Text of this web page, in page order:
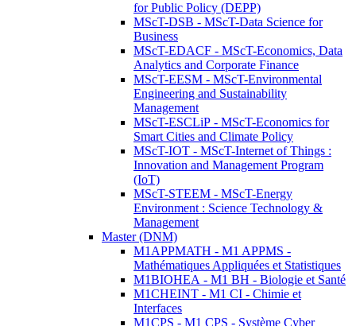
for Public Policy (DEPP)
MScT-DSB - MScT-Data Science for
Business
MScT-EDACF - MScT-Economics, Data
Analytics and Corporate Finance
MScT-EESM - MScT-Environmental
Engineering and Sustainability
Management
MScT-ESCLiP - MScT-Economics for
Smart Cities and Climate Policy
MScT-IOT - MScT-Internet of Things :
Innovation and Management Program
(IoT)
MScT-STEEM - MScT-Energy
Environment : Science Technology &
Management
Master (DNM)
M1APPMATH - M1 APPMS -
Mathématiques Appliquées et Statistiques
M1BIOHEA - M1 BH - Biologie et Santé
M1CHEINT - M1 CI - Chimie et
Interfaces
M1CPS - M1 CPS - Système Cyber